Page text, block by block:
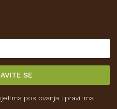
SE
poslovanja i pravilima